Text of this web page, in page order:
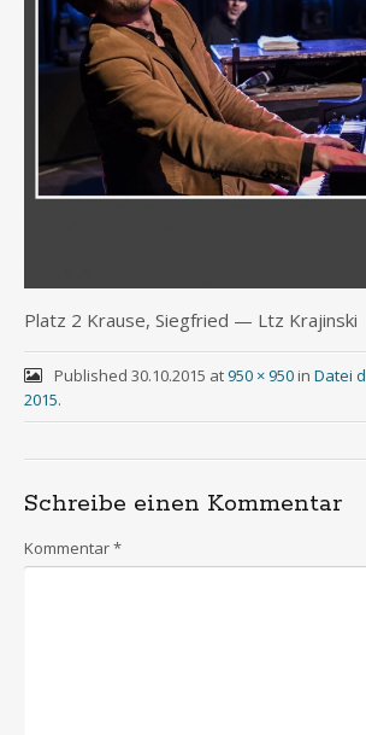
Platz 2 Krau­se, Sieg­fried — Ltz Krajinski
Published 30.10.2015 at950 × 950in Datei
2015.
Schreibe einen Kommentar
Kommentar*